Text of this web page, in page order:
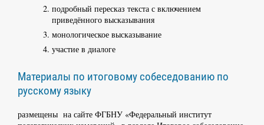
подробный пересказ текста с включением
приведённого высказывания
монологическое высказывание
участие в диалоге
Материалы по итоговому собеседованию по
русскому языку
размещены на сайте ФГБНУ «Федеральный институт